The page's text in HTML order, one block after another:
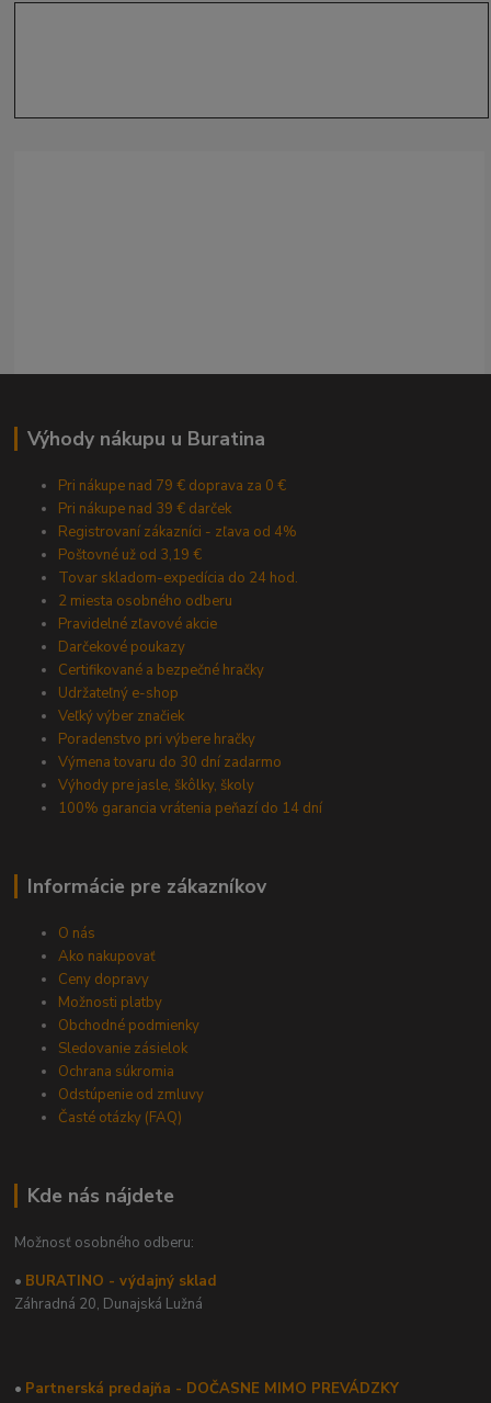
Výhody nákupu u Buratina
Pri nákupe nad 79 € doprava za 0 €
Pri nákupe nad 39 € darček
Registrovaní zákazníci - zľava od 4%
Poštovné už od 3,19 €
Tovar skladom-expedícia do 24 hod.
2 miesta osobného odberu
Pravidelné zľavové akcie
Darčekové poukazy
Certifikované a bezpečné hračky
Udržateľný e-shop
Veľký výber značiek
Poradenstvo pri výbere hračky
Výmena tovaru do 30 dní zadarmo
Výhody pre jasle, škôlky, školy
100% garancia vrátenia peňazí do 14 dní
Informácie pre zákazníkov
O nás
Ako nakupovať
Ceny dopravy
Možnosti platby
Obchodné podmienky
Sledovanie zásielok
Ochrana súkromia
Odstúpenie od zmluvy
Časté otázky (FAQ)
Kde nás nájdete
Možnosť osobného odberu:
• BURATINO - výdajný sklad
Záhradná 20, Dunajská Lužná
• Partnerská predajňa - DOČASNE MIMO PREVÁDZKY